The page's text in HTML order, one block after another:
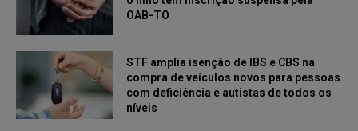
OAB-TO
STF amplia isenção de IBS e CBS na
compra de veículos novos para pessoas
com deficiência e autistas de todos os
níveis